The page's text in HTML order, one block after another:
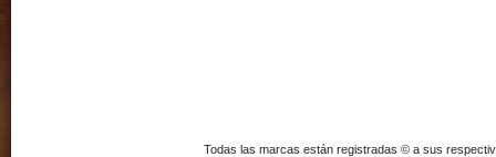
Todas las marcas están registradas © a sus